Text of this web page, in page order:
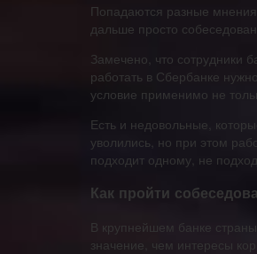
Попадаются разные
дальше просто
Замечено, что сотрудники
работать в Сбербанке
условие применимо не
Есть и недовольные,
уволились, но при этом
подходит одному, не
Как пройти
В крупнейшем банке
значение, чем интересы